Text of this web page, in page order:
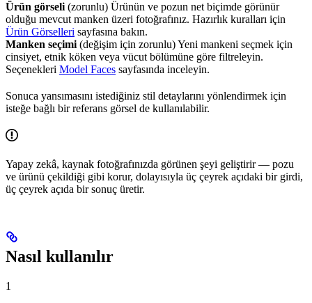
Ürün görseli(zorunlu) Ürünün ve pozun net biçimde görünür
olduğu mevcut manken üzeri fotoğrafınız. Hazırlık kuralları için
Ürün Görselleri sayfasına bakın.
Manken seçimi(değişim için zorunlu) Yeni mankeni seçmek için
cinsiyet, etnik köken veya vücut bölümüne göre filtreleyin.
Seçenekleri Model Faces sayfasında inceleyin.
Sonuca yansımasını istediğiniz stil detaylarını yönlendirmek için
isteğe bağlı bir referans görsel de kullanılabilir.
Yapay zekâ, kaynak fotoğrafınızda görünen şeyi geliştirir — pozu
ve ürünü çekildiği gibi korur, dolayısıyla üç çeyrek açıdaki bir girdi,
üç çeyrek açıda bir sonuç üretir.
Nasıl kullanılır
1